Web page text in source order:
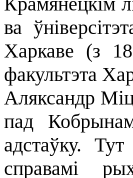
ва
Харкаве (з
факультэта
Аляксандр
пад
адстаўку.
справамi